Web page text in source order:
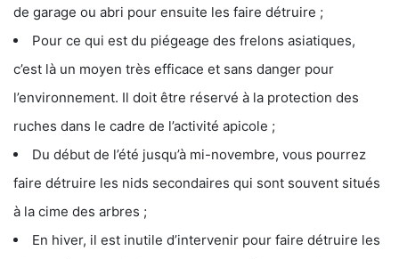
de garage ou abri pour ensuite les faire détruire ;
Pour ce qui est du piégeage des frelons asiatiques,
c’est là un moyen très efficace et sans danger pour
l’environnement. Il doit être réservé à la protection des
ruches dans le cadre de l’activité apicole ;
Du début de l’été jusqu’à mi-novembre, vous pourrez
faire détruire les nids secondaires qui sont souvent situés
à la cime des arbres ;
En hiver, il est inutile d’intervenir pour faire détruire les